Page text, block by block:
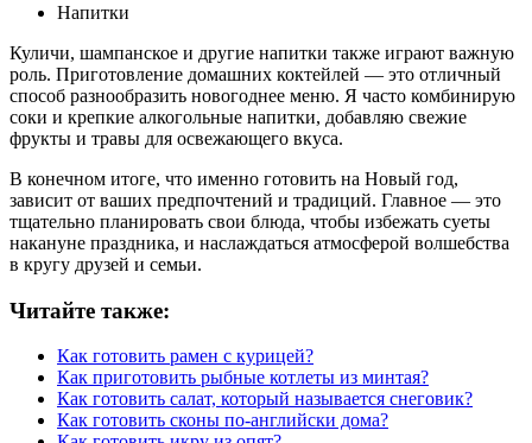
Напитки
Куличи, шампанское и другие напитки также играют важную
роль. Приготовление домашних коктейлей — это отличный
способ разнообразить новогоднее меню. Я часто комбинирую
соки и крепкие алкогольные напитки, добавляю свежие
фрукты и травы для освежающего вкуса.
В конечном итоге, что именно готовить на Новый год,
зависит от ваших предпочтений и традиций. Главное — это
тщательно планировать свои блюда, чтобы избежать суеты
накануне праздника, и наслаждаться атмосферой волшебства
в кругу друзей и семьи.
Читайте также:
Как готовить рамен с курицей?
Как приготовить рыбные котлеты из минтая?
Как готовить салат, который называется снеговик?
Как готовить сконы по-английски дома?